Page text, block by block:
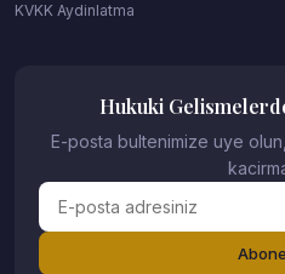
KVKK Aydinlatma
Hukuki
E-posta bultenimize uye